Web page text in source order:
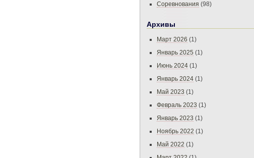
Соревнования (98)
Архивы
Март 2026 (1)
Январь 2025 (1)
Июнь 2024 (1)
Январь 2024 (1)
Май 2023 (1)
Февраль 2023 (1)
Январь 2023 (1)
Ноябрь 2022 (1)
Май 2022 (1)